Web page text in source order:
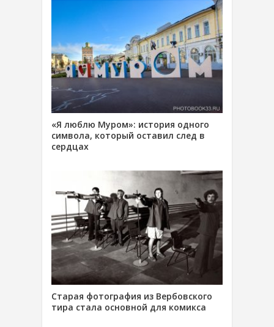
«Я люблю Муром»: история одного
символа, который оставил след в
сердцах
Старая фотография из Вербовского
тира стала основной для комикса